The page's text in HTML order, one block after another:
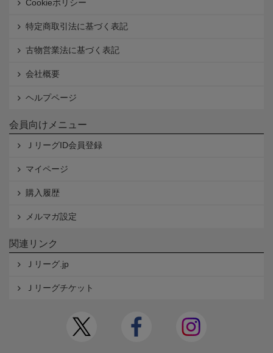
Cookieポリシー
特定商取引法に基づく表記
古物営業法に基づく表記
会社概要
ヘルプページ
会員向けメニュー
ＪリーグID会員登録
マイページ
購入履歴
メルマガ設定
関連リンク
Ｊリーグ.jp
Ｊリーグチケット